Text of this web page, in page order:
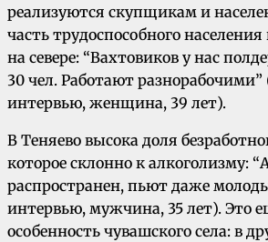
реализуются скупщикам и
часть трудоспособного населения
на севере: “Вахтовиков у нас
30 чел. Работают
интервью, женщина, 39 лет).
В Теняево высока доля
которое склонно к алкоголизму:
распространен, пьют даже
интервью, мужчина, 35 лет). Это
особенность чувашского села: в